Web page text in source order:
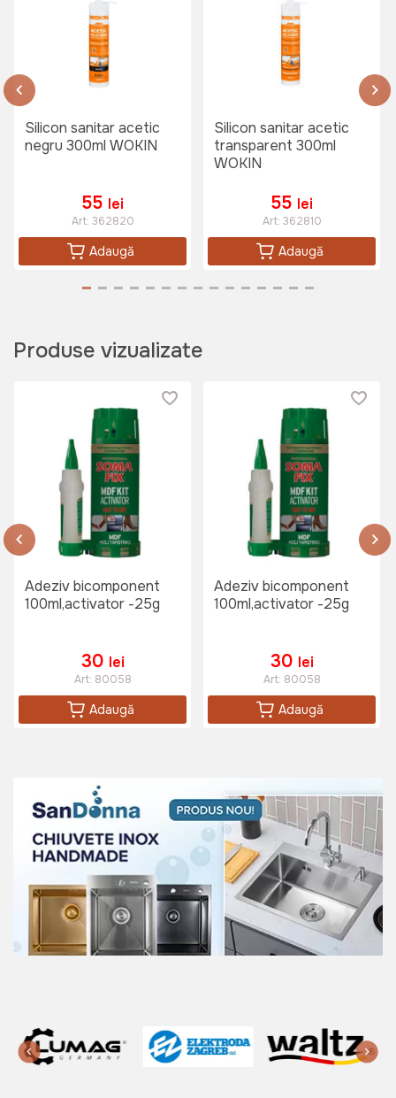
Silicon sanitar acetic
negru 300ml WOKIN
55 lei
Art: 362820
Adaugă
Silicon sanitar acetic
transparent 300ml
WOKIN
55 lei
Art: 362810
Adaugă
Produse vizualizate
Adeziv bicomponent
100ml,activator -25g
30 lei
Art: 80058
Adaugă
Adeziv bicomponent
100ml,activator -25g
30 lei
Art: 80058
Adaugă